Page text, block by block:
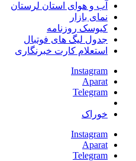
آب و هوای استان لرستان
نمای بازار
کیوسک روزنامه
جدول لیگ های فوتبال
استعلام کارت خبرنگاری
Instagram
Aparat
Telegram
خوراک
Instagram
Aparat
Telegram